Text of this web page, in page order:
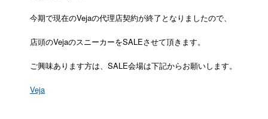
今期で現在のVejaの代理店契約が終了となりましたので、
店頭のVejaのスニーカーをSALEさせて頂きます。
ご興味あります方は、SALE会場は下記からお願いします。
Veja